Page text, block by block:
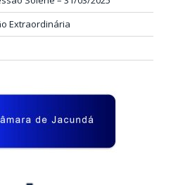
Extraordinária